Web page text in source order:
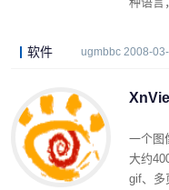
软件 ugmbbc 2008-
一个图
大约
gif、多